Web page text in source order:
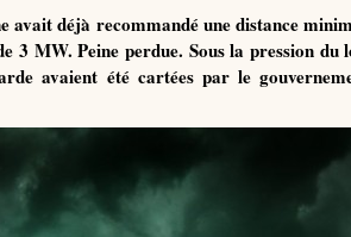
avait déjà recommandé une distance
3 MW. Peine perdue. Sous la pression du
avaient été cartées par le